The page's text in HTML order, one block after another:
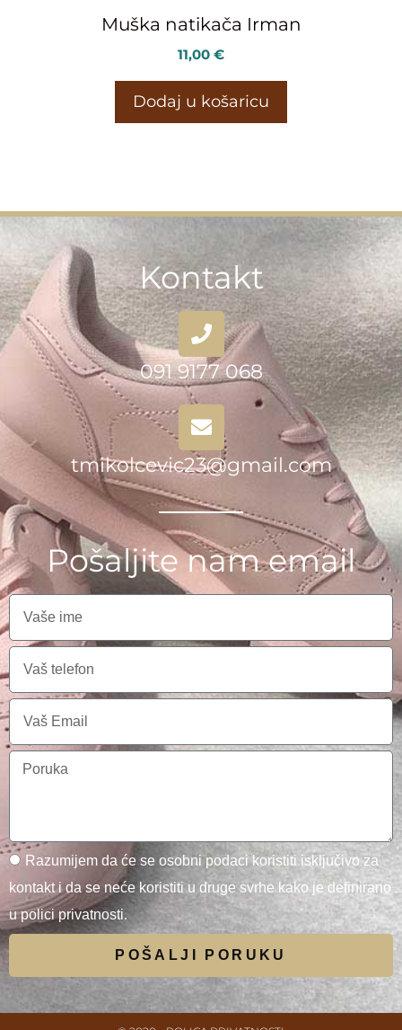
Muška natikača Irman
11,00 €
Dodaj u košaricu
Kontakt
091 9177 068
tmikolcevic23@gmail.com
Pošaljite nam email
Razumijem da će se osobni podaci koristiti isključivo za
kontakt i da se neće koristiti u druge svrhe kako je definirano
u polici privatnosti.
POŠALJI PORUKU